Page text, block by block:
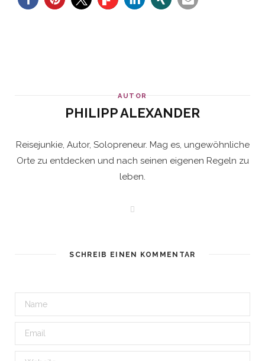
AUTOR
PHILIPP ALEXANDER
Reisejunkie, Autor, Solopreneur. Mag es, ungewöhnliche
Orte zu entdecken und nach seinen eigenen Regeln zu
leben.
e
SCHREIB EINEN KOMMENTAR